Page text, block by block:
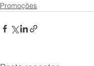
Promoções